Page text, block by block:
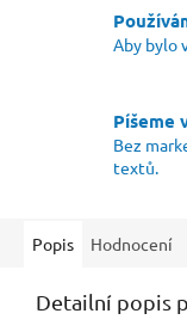
Aby bylo
Píšeme
Bez
textů.
Popis Hodnocení
Detailní popis